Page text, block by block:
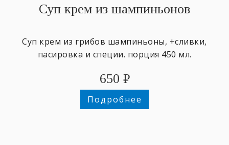
Суп крем из шампиньонов
Суп крем из грибов шампиньоны, +сливки,
пасировка и специи. порция 450 мл.
650 ₽
Подробнее